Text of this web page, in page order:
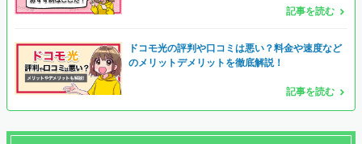
記事を読む
ドコモ光の評判や口コミは悪い？料金や速度など
のメリットデメリットを徹底解説！
記事を読む